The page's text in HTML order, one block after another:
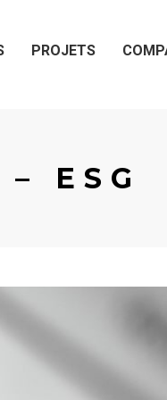
PROJETS
ESG